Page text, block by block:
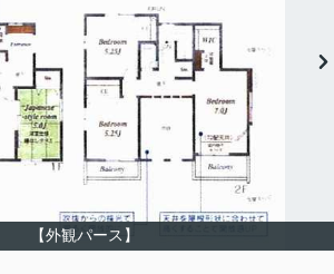
【外観パース】